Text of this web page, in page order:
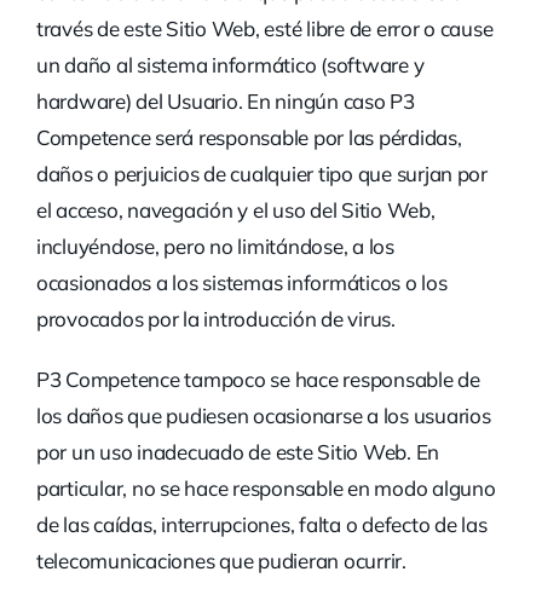
través de este Sitio Web, esté libre de error o cause
un daño al sistema informático (software y
hardware) del Usuario. En ningún caso P3
Competence será responsable por las pérdidas,
daños o perjuicios de cualquier tipo que surjan por
el acceso, navegación y el uso del Sitio Web,
incluyéndose, pero no limitándose, a los
ocasionados a los sistemas informáticos o los
provocados por la introducción de virus.
P3 Competence tampoco se hace responsable de
los daños que pudiesen ocasionarse a los usuarios
por un uso inadecuado de este Sitio Web. En
particular, no se hace responsable en modo alguno
de las caídas, interrupciones, falta o defecto de las
telecomunicaciones que pudieran ocurrir.